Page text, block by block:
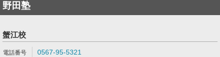
野田塾
蟹江校
0567-95-5321